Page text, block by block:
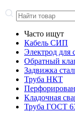
Часто ищут
Кабель СИП
Электрод для
Обратный
Задвижка
Труба НКТ
Кладочная
Труба ГОСТ